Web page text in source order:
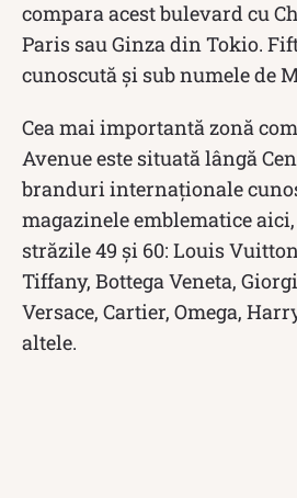
compara acest bulevard cu
Paris sau Ginza din Tokio.
cunoscută și sub numele de
Cea mai importantă zonă
Avenue este situată lângă
branduri internaționale
magazinele emblematice
străzile 49 și 60: Louis
Tiffany, Bottega Veneta,
Versace, Cartier, Omega,
altele.